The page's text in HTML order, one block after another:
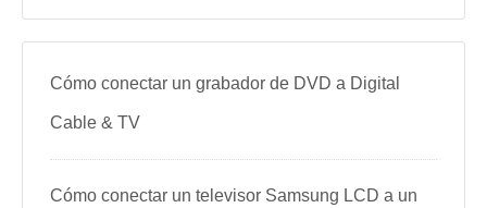
Cómo conectar un grabador de DVD a Digital
Cable & TV
Cómo conectar un televisor Samsung LCD a un